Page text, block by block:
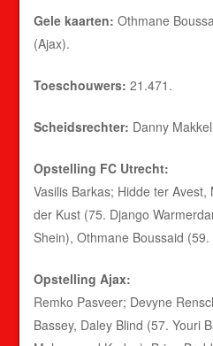
Gele kaarten: Othmane
(Ajax).
Toeschouwers: 21.471.
Scheidsrechter: Danny
Opstelling FC Utrecht:
Vasilis Barkas; Hidde ter
der Kust (75. Django
Shein), Othmane Boussaid
Opstelling Ajax:
Remko Pasveer; Devyne
Bassey, Daley Blind (57. Youri